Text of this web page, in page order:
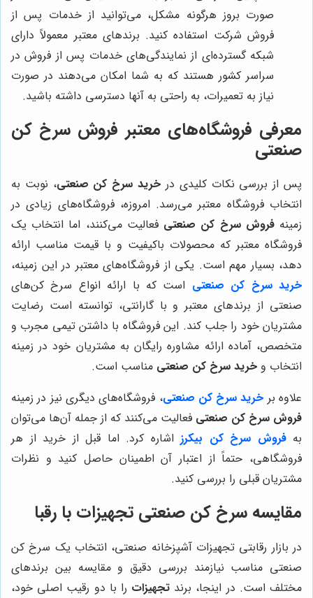
صورت بروز هرگونه مشکل، می‌توانید از خدمات پس از
فروش شرکت استفاده کنید. برندهای معتبر معمولاً دارای
شبکه گسترده‌ای از نمایندگی‌های خدمات پس از فروش در
سراسر کشور هستند که به شما امکان می‌دهند در صورت
نیاز به تعمیرات، به راحتی به آنها دسترسی داشته باشید.
معرفی فروشگاه‌های معتبر فروش سرخ کن
صنعتی
پس از بررسی نکات کلیدی در خرید سرخ کن صنعتی، نوبت به
انتخاب فروشگاه معتبر می‌رسد. امروزه، فروشگاه‌های زیادی در
زمینهفروش سرخ کن صنعتی فعالیت می‌کنند، اما انتخاب یک
فروشگاه معتبر که محصولات باکیفیت و با قیمت مناسب ارائه
دهد، بسیار مهم است. یکی از فروشگاه‌های معتبر در این زمینه،
خرید سرخ کن صنعتی است که با ارائه انواع سرخ کن‌های
صنعتی از برندهای معتبر و با گارانتی، توانسته است رضایت
مشتریان خود را جلب کند. این فروشگاه با داشتن تیمی مجرب و
متخصص، آماده ارائه مشاوره رایگان به مشتریان خود در زمینه
انتخاب و خرید سرخ کن صنعتی مناسب است.
علاوه بر خرید سرخ کن صنعتی، فروشگاه‌های دیگری نیز در زمینه
فروش سرخ کن صنعتی فعالیت می‌کنند که از جمله آن‌ها می‌توان
بهفروش سرخ کن بیکرز اشاره کرد. اما قبل از خرید از هر
فروشگاهی، حتماً از اعتبار آن اطمینان حاصل کنید و نظرات
مشتریان قبلی را بررسی کنید.
مقایسه سرخ کن صنعتی تجهیزات با رقبا
در بازار رقابتی تجهیزات آشپزخانه صنعتی، انتخاب یک سرخ کن
صنعتی مناسب نیازمند بررسی دقیق و مقایسه بین برندهای
مختلف است. در اینجا، برند تجهیزات را با دو رقیب اصلی خود،